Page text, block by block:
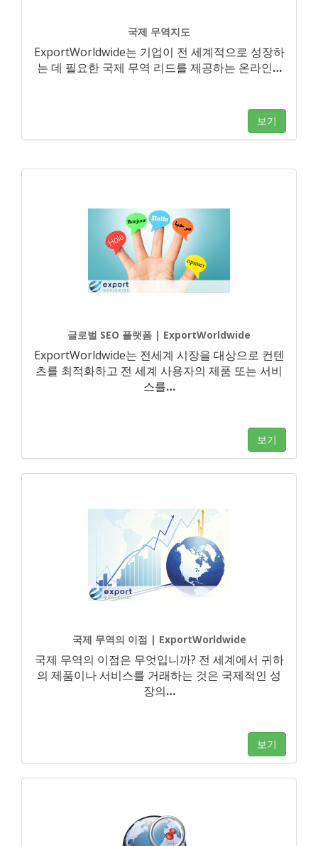
국제 무역지도
ExportWorldwide는 기업이 전 세계적으로 성장하
는 데 필요한 국제 무역 리드를 제공하는 온라인…
보기
글로벌 SEO 플랫폼 | ExportWorldwide
ExportWorldwide는 전세계 시장을 대상으로 컨텐
츠를 최적화하고 전 세계 사용자의 제품 또는 서비
스를…
보기
국제 무역의 이점 | ExportWorldwide
국제 무역의 이점은 무엇입니까? 전 세계에서 귀하
의 제품이나 서비스를 거래하는 것은 국제적인 성
장의…
보기